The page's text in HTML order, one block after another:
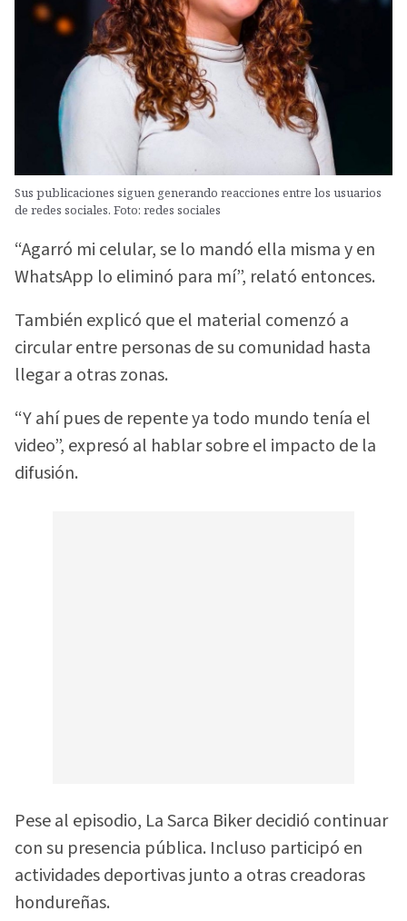
Sus publicaciones siguen generando reacciones entre los usuarios
de redes sociales. Foto: redes sociales
“Agarró mi celular, se lo mandó ella misma y en
WhatsApp lo eliminó para mí”, relató entonces.
También explicó que el material comenzó a
circular entre personas de su comunidad hasta
llegar a otras zonas.
“Y ahí pues de repente ya todo mundo tenía el
video”, expresó al hablar sobre el impacto de la
difusión.
Pese al episodio, La Sarca Biker decidió continuar
con su presencia pública. Incluso participó en
actividades deportivas junto a otras creadoras
hondureñas.